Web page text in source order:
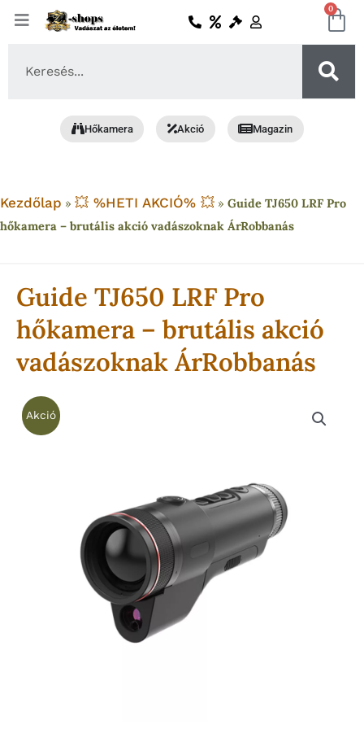
Skip
0
Hőkamera Akció Magazin
Kezdőlap » 💥 %HETI AKCIÓ% 💥 » Guide TJ650 LRF Pro
hőkamera – brutális akció vadászoknak ÁrRobbanás
Guide TJ650 LRF Pro
hőkamera – brutális akció
vadászoknak ÁrRobbanás
Akció